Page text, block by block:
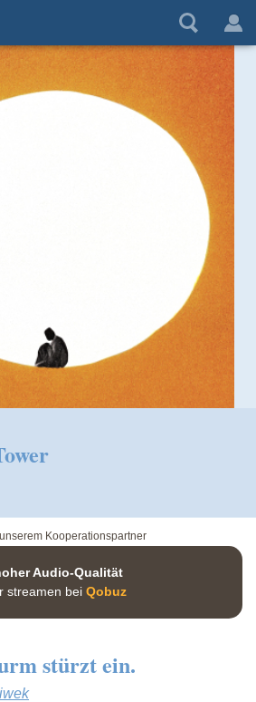
Kooperationspartner
Audio-Qualität
streamen bei Qobuz
stürzt ein.